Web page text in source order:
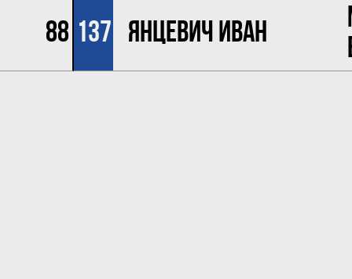
88 137 Янцевич Иван